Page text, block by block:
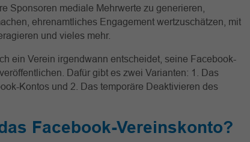
Sponsoren mediale Mehrwerte zu generieren,
ehrenamtliches Engagement wertzuschätzen, mit
und vieles mehr.
ein Verein irgendwann entscheidet, seine Facebook-
Dafür gibt es zwei Varianten: 1. Das
Kontos und 2. Das temporäre Deaktivieren des
Facebook-Vereinskonto?